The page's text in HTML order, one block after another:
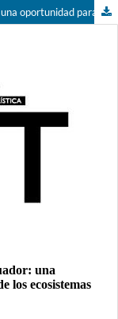
Gestión turística de los páramos del Ecuador: una oportunidad para el manejo sostenible de los ecosistemas frágiles.